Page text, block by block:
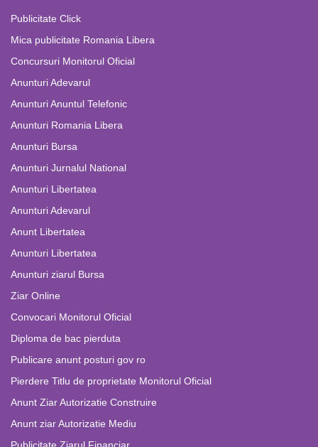
Publicitate Click
Mica publicitate Romania Libera
Concursuri Monitorul Oficial
Anunturi Adevarul
Anunturi Anuntul Telefonic
Anunturi Romania Libera
Anunturi Bursa
Anunturi Jurnalul National
Anunturi Libertatea
Anunturi Adevarul
Anunt Libertatea
Anunturi Libertatea
Anunturi ziarul Bursa
Ziar Online
Convocari Monitorul Oficial
Diploma de bac pierduta
Publicare anunt posturi gov ro
Pierdere Titlu de proprietate Monitorul Oficial
Anunt Ziar Autorizatie Construire
Anunt ziar Autorizatie Mediu